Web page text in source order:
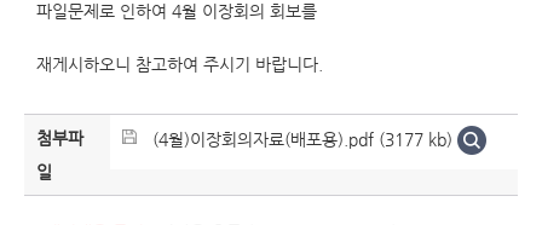
파일문제로 인하여 4월 이장회의 회보를
재게시하오니 참고하여 주시기 바랍니다.
첨부파
일
(4월)이장회의자료(배포용).pdf (3177 kb)